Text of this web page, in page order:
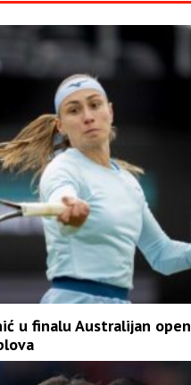
u finalu Australijan